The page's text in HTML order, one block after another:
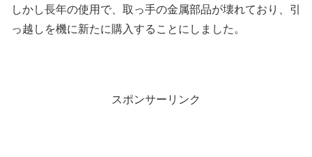
しかし長年の使用で、取っ手の金属部品が壊れており、引
っ越しを機に新たに購入することにしました。
スポンサーリンク